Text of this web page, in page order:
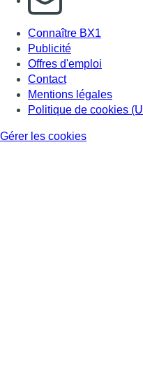
Connaître BX1
Publicité
Offres d'emploi
Contact
Mentions légales
Politique de cookies
Gérer les cookies